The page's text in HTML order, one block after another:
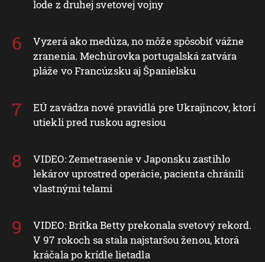
lode z druhej svetovej vojny
Vyzerá ako medúza, no môže spôsobiť vážne
zranenia. Mechúrovka portugalská zatvára
pláže vo Francúzsku aj Španielsku
EÚ zavádza nové pravidlá pre Ukrajincov, ktorí
utiekli pred ruskou agresiou
VIDEO: Zemetrasenie v Japonsku zastihlo
lekárov uprostred operácie, pacienta chránili
vlastnými telami
VIDEO: Britka Betty prekonala svetový rekord.
V 97 rokoch sa stala najstaršou ženou, ktorá
kráčala po krídle lietadla